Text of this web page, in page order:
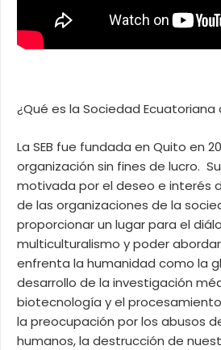
¿Qué es la Sociedad Ecuatoriana
La SEB fue fundada en Quito en
organización sin fines de lucro.
motivada por el deseo e interés
de las organizaciones de la
proporcionar un lugar para el
multiculturalismo y poder
enfrenta la humanidad como la
desarrollo de la investigación
biotecnología y el
la preocupación por los abusos
humanos, la destrucción de